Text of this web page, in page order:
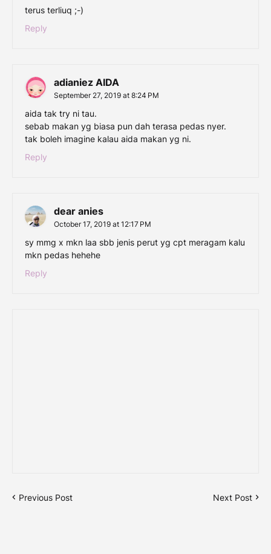
terus terliuq ;-)
Reply
adianiez AIDA
September 27, 2019 at 8:24 PM
aida tak try ni tau.
sebab makan yg biasa pun dah terasa pedas nyer.
tak boleh imagine kalau aida makan yg ni.
Reply
dear anies
October 17, 2019 at 12:17 PM
sy mmg x mkn laa sbb jenis perut yg cpt meragam kalu
mkn pedas hehehe
Reply
Previous Post Next Post